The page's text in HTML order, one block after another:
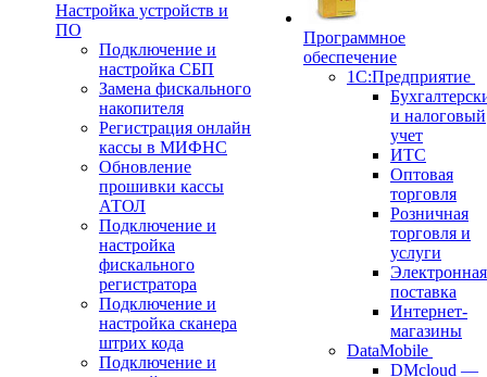
Настройка устройств и
ПО
Подключение и
настройка СБП
Замена фискального
накопителя
Регистрация онлайн
кассы в МИФНС
Обновление
прошивки кассы
АТОЛ
Подключение и
настройка
фискального
регистратора
Подключение и
настройка сканера
штрих кода
Подключение и
Программное
обеспечение
1С:Предприятие
и налоговый
учет
ИТС
Оптовая
торговля
Розничная
торговля и
услуги
Электронная
поставка
Интернет-
магазины
DataMobile
DMcloud —